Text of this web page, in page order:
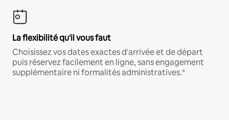
La flexibilité qu'il vous faut
Choisissez vos dates exactes d'arrivée et de départ
puis réservez facilement en ligne, sans engagement
supplémentaire ni formalités administratives.*